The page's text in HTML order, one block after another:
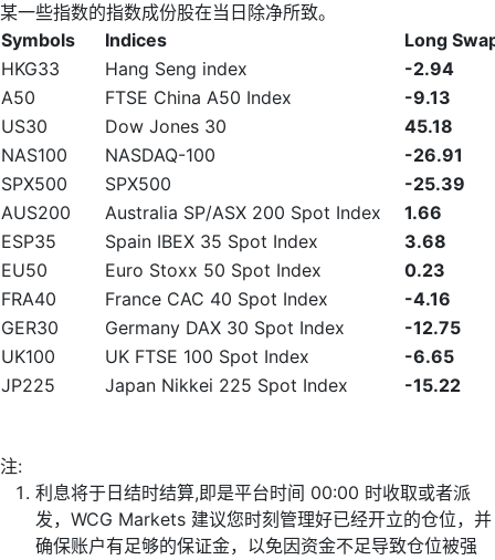
某一些指数的指数成份股在当日除净所致。
Symbols
Indices
Long
HKG33
Hang Seng index
-2.94
A50
FTSE China A50 Index
-9.13
US30
Dow Jones 30
45.18
NAS100
NASDAQ-100
-26.91
SPX500
SPX500
-25.39
AUS200
Australia SP/ASX 200 Spot Index
1.66
ESP35
Spain IBEX 35 Spot Index
3.68
EU50
Euro Stoxx 50 Spot Index
0.23
FRA40
France CAC 40 Spot Index
-4.16
GER30
Germany DAX 30 Spot Index
-12.75
UK100
UK FTSE 100 Spot Index
-6.65
JP225
Japan Nikkei 225 Spot Index -15.22
注:
利息将于日结时结算,即是平台时间 00:00 时收取或者派
发，WCG Markets 建议您时刻管理好已经开立的仓位，并
确保账户有足够的保证金，以免因资金不足导致仓位被强